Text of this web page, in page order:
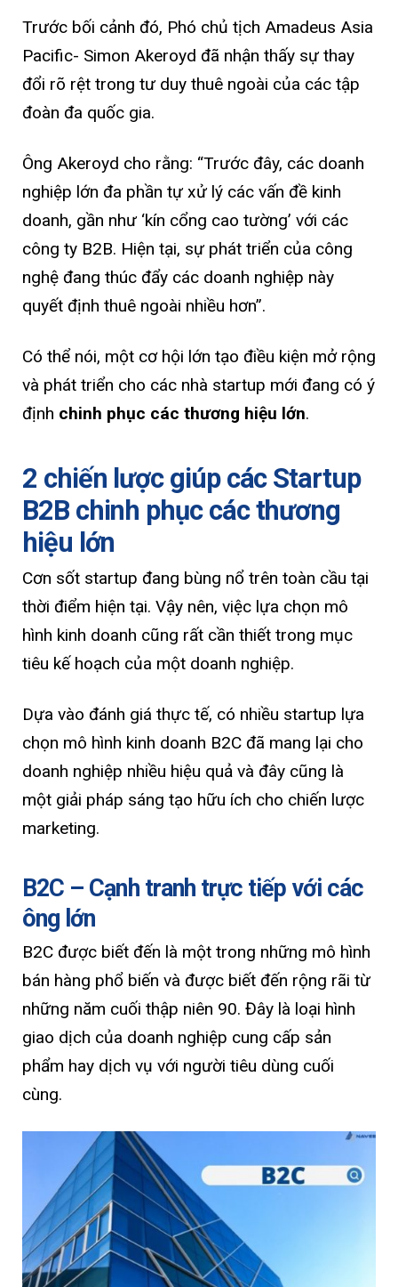
Trước bối cảnh đó, Phó chủ tịch Amadeus Asia
Pacific- Simon Akeroyd đã nhận thấy sự thay
đổi rõ rệt trong tư duy thuê ngoài của các tập
đoàn đa quốc gia.
Ông Akeroyd cho rằng: “Trước đây, các doanh
nghiệp lớn đa phần tự xử lý các vấn đề kinh
doanh, gần như ‘kín cổng cao tường’ với các
công ty B2B. Hiện tại, sự phát triển của công
nghệ đang thúc đẩy các doanh nghiệp này
quyết định thuê ngoài nhiều hơn”.
Có thể nói, một cơ hội lớn tạo điều kiện mở rộng
và phát triển cho các nhà startup mới đang có ý
định chinh phục các thương hiệu lớn.
2 chiến lược giúp các Startup
B2B chinh phục các thương
hiệu lớn
Cơn sốt startup đang bùng nổ trên toàn cầu tại
thời điểm hiện tại. Vậy nên, việc lựa chọn mô
hình kinh doanh cũng rất cần thiết trong mục
tiêu kế hoạch của một doanh nghiệp.
Dựa vào đánh giá thực tế, có nhiều startup lựa
chọn mô hình kinh doanh B2C đã mang lại cho
doanh nghiệp nhiều hiệu quả và đây cũng là
một giải pháp sáng tạo hữu ích cho chiến lược
marketing.
B2C – Cạnh tranh trực tiếp với các
ông lớn
B2C được biết đến là một trong những mô hình
bán hàng phổ biến và được biết đến rộng rãi từ
những năm cuối thập niên 90. Đây là loại hình
giao dịch của doanh nghiệp cung cấp sản
phẩm hay dịch vụ với người tiêu dùng cuối
cùng.